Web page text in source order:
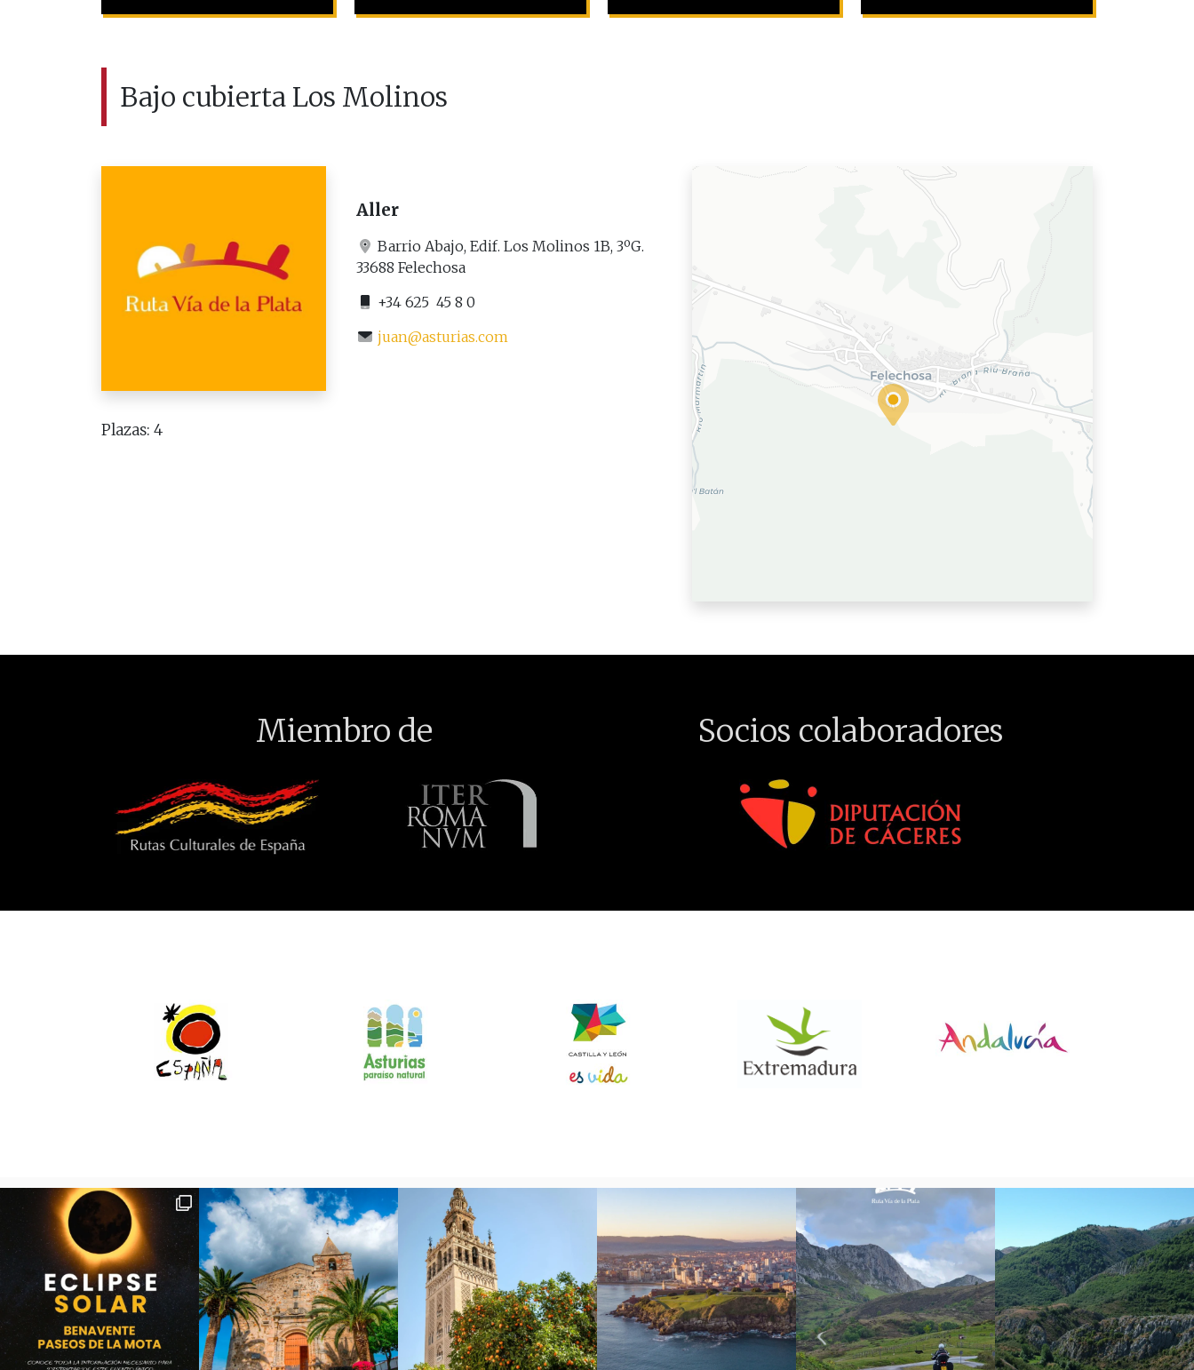
Bajo cubierta Los Molinos
Aller
Barrio Abajo, Edif. Los Molinos 1B, 3ºG.
33688 Felechosa
+34 625 45 8 0
juan@asturias.com
Plazas: 4
Miembro de Socios colaboradores